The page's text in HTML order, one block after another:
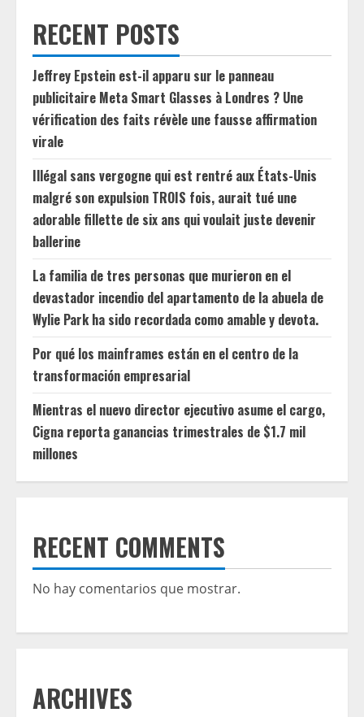
RECENT POSTS
Jeffrey Epstein est-il apparu sur le panneau
publicitaire Meta Smart Glasses à Londres ? Une
vérification des faits révèle une fausse affirmation
virale
Illégal sans vergogne qui est rentré aux États-Unis
malgré son expulsion TROIS fois, aurait tué une
adorable fillette de six ans qui voulait juste devenir
ballerine
La familia de tres personas que murieron en el
devastador incendio del apartamento de la abuela de
Wylie Park ha sido recordada como amable y devota.
Por qué los mainframes están en el centro de la
transformación empresarial
Mientras el nuevo director ejecutivo asume el cargo,
Cigna reporta ganancias trimestrales de $1.7 mil
millones
RECENT COMMENTS
No hay comentarios que mostrar.
ARCHIVES